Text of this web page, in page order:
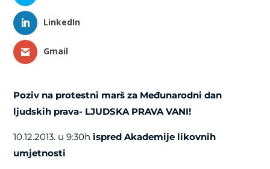
LinkedIn
Gmail
Poziv na protestni marš za Međunarodni dan
ljudskih prava- LJUDSKA PRAVA VANI!
10.12.2013. u 9:30h ispred Akademije likovnih
umjetnosti